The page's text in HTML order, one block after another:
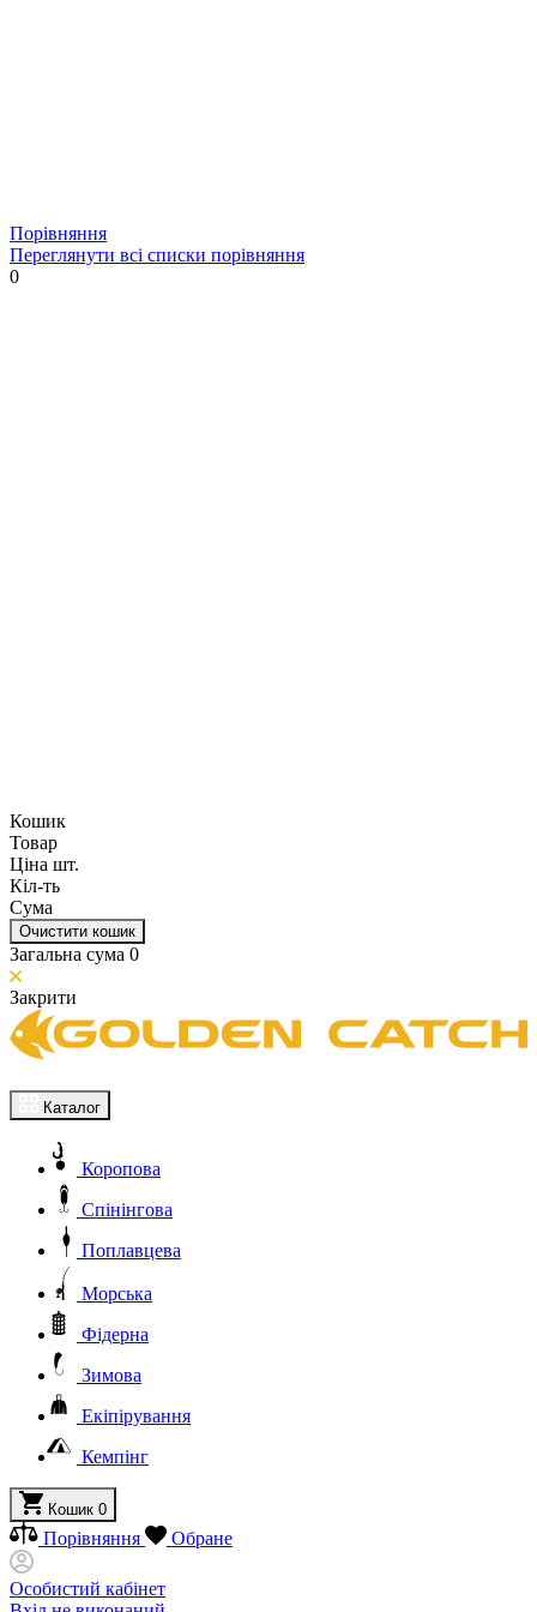
Порівняння
Переглянути всі списки порівняння
0
Кошик
Товар
Ціна шт.
Кіл-ть
Сума
Очистити кошик
Загальна сума 0
Закрити
Каталог
Коропова
Спінінгова
Поплавцева
Морська
Фідерна
Зимова
Екіпірування
Кемпінг
Кошик 0
Порівняння Обране
Особистий кабінет